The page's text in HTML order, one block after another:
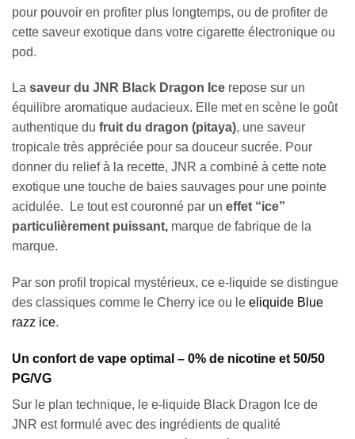
pour pouvoir en profiter plus longtemps, ou de profiter de
cette saveur exotique dans votre cigarette électronique ou
pod.
La saveur du JNR Black Dragon Ice repose sur un
équilibre aromatique audacieux. Elle met en scène le goût
authentique du fruit du dragon (pitaya), une saveur
tropicale très appréciée pour sa douceur sucrée. Pour
donner du relief à la recette, JNR a combiné à cette note
exotique une touche de baies sauvages pour une pointe
acidulée. Le tout est couronné par un effet “ice”
particulièrement puissant, marque de fabrique de la
marque.
Par son profil tropical mystérieux, ce e-liquide se distingue
des classiques comme le Cherry ice ou le eliquide Blue
razz ice.
Un confort de vape optimal – 0% de nicotine et 50/50
PG/VG
Sur le plan technique, le e-liquide Black Dragon Ice de
JNR est formulé avec des ingrédients de qualité